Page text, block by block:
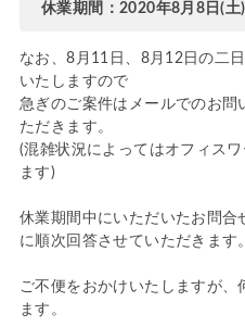
休業期間：2020年8月8日(
なお、8月11日、8月12日の二
いたしますので
急ぎのご案件はメールでのお
ただきます。
(混雑状況によってはオフィス
ます)
休業期間中にいただいたお問
に順次回答させていただきます。
ご不便をおかけいたしますが
ます。